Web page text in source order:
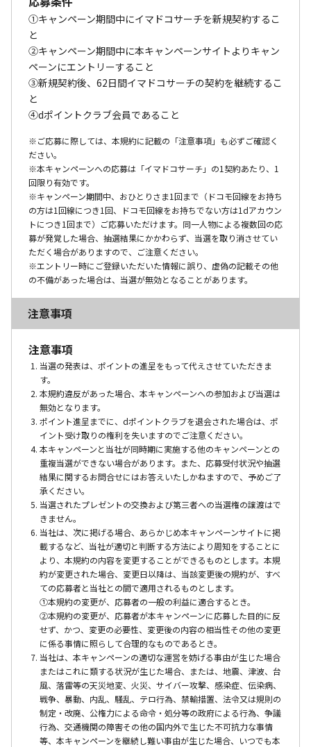
①キャンペーン期間中にイマドコサーチを新規契約するこ
と
②キャンペーン期間中に本キャンペーンサイトよりキャン
ペーンにエントリーすること
③新規契約後、62日間イマドコサーチの契約を継続するこ
と
④dポイントクラブ会員であること
※ご応募に際しては、本規約に記載の「注意事項」も必ずご確認く
ださい。
※本キャンペーンへの応募は「イマドコサーチ」の1契約あたり、1
回限り有効です。
※キャンペーン期間中、おひとりさま1回まで（ドコモ回線をお持ち
の方は1回線につき1回、ドコモ回線をお持ちでない方は1dアカウン
トにつき1回まで）ご応募いただけます。同一人物による複数回の応
募が発覚した場合、抽選結果にかかわらず、当選を取り消させてい
ただく場合がありますので、ご注意ください。
※エントリー時にご登録いただいた情報に誤り、虚偽の記載その他
の不備があった場合は、当選が無効となることがあります。
注意事項
注意事項
当選の発表は、ポイントの進呈をもって代えさせていただきま
す。
本規約違反があった場合、本キャンペーンへの参加および当選は
無効となります。
ポイント進呈までに、dポイントクラブを退会された場合は、ポ
イント受け取りの権利を失いますのでご注意ください。
本キャンペーンと当社が同時期に実施する他のキャンペーンとの
重複当選ができない場合があります。また、応募受付状況や抽選
結果に関するお問合せにはお答えいたしかねますので、予めご了
承ください。
当選されたプレゼントの交換および第三者への当選権の譲渡はで
きません。
当社は、次に掲げる場合、あらかじめ本キャンペーンサイトに掲
載するなど、当社が適切と判断する方法により周知をすることに
より、本規約の内容を変更することができるものとします。本規
約が変更された場合、変更日以降は、当該変更後の規約が、すべ
ての応募者と当社との間で適用されるものとします。
①本規約の変更が、応募者の一般の利益に適合するとき。
②本規約の変更が、応募者が本キャンペーンに応募した目的に反
せず、かつ、変更の必要性、変更後の内容の相当性その他の変更
に係る事情に照らして合理的なものであるとき。
当社は、本キャンペーンの適切な運営を妨げる事由が生じた場合
またはこれに類する状況が生じた場合、または、地震、津波、台
風、落雷等の天災地変、火災、サイバー攻撃、感染症、伝染病、
戦争、暴動、内乱、騒乱、テロ行為、禁輸措置、法令又は規則の
制定・改廃、公権力による命令・処分等の政府による行為、争議
行為、交通機関の障害その他の国内外で生じた不可抗力な事情
等、本キャンペーンを継続し難い事由が生じた場合、いつでも本